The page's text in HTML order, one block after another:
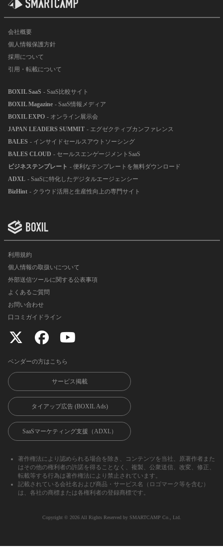
会社概要
個人情報保護方針
採用について
引用・転載について
BOXIL SaaS - SaaS比較サイト
BOXIL Magazine - SaaS情報メディア
BOXIL EXPO - オンライン展示会
JAPAN LEADERS SUMMIT - エグゼクティブカンファレンス
BALES - インサイドセールスアウトソーシング
BALES CLOUD - セールスエンゲージメントSaaS
ビジネステンプレート - 便利なテンプレートを無料ダウンロード
ADXL - SaaSに特化したデジタルエージェンシー
BizHint - クラウド活用と生産性向上の専門サイト
利用規約
個人情報の取扱いについて
外部送信ツールに関する公表事項
よくあるご質問
お問い合わせ
口コミガイドライン
ベンダーの方はこちら
サービス掲載
タイアップ広告 (BOXIL Ads)
SaaSマーケティング支援（ADXL）
著作権法により認められる場合を除き、コンテンツを当社、原著作者また
はその他の権利者の許諾を得ることなく、複製、公衆送信、改変、修正、
転載等する行為は著作権法により禁止されています。
記載されている会社名および商品・サービス名（ロゴマーク等を含む）
は、各社の商標または各権利者の登録商標です。
Copyright ©︎ 2026 All Rights Reserved by SMARTCAMP Co., Ltd.